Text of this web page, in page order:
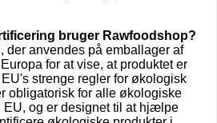
bruger Rawfoodshop?
der anvendes på emballager af
for at vise, at produktet er
strenge regler for økologisk
obligatorisk for alle økologiske
og er designet til at hjælpe